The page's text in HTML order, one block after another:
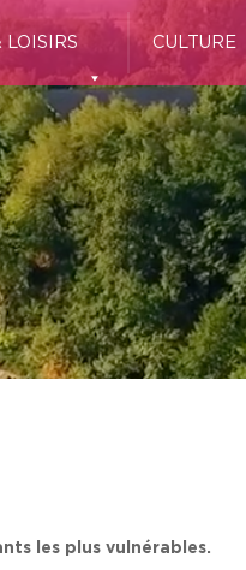
LOISIRS CULTURE
les plus vulnérables.